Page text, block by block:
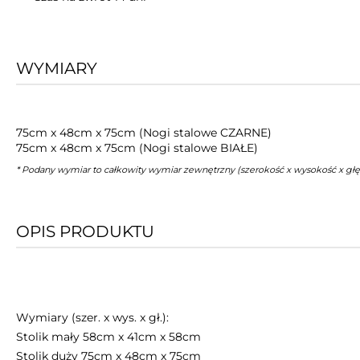
WYMIARY
75cm x 48cm x 75cm (Nogi stalowe CZARNE)
75cm x 48cm x 75cm (Nogi stalowe BIAŁE)
* Podany wymiar to całkowity wymiar zewnętrzny (szerokość x wysokość x
OPIS PRODUKTU
Wymiary (szer. x wys. x gł.):
Stolik mały 58cm x 41cm x 58cm
Stolik duży 75cm x 48cm x 75cm